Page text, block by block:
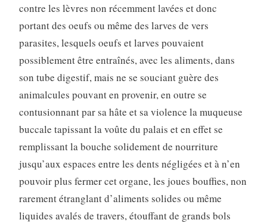
contre les lèvres non récemment lavées et donc
portant des oeufs ou même des larves de vers
parasites, lesquels oeufs et larves pouvaient
possiblement être entraînés, avec les aliments, dans
son tube digestif, mais ne se souciant guère des
animalcules pouvant en provenir, en outre se
contusionnant par sa hâte et sa violence la muqueuse
buccale tapissant la voûte du palais et en effet se
remplissant la bouche solidement de nourriture
jusqu’aux espaces entre les dents négligées et à n’en
pouvoir plus fermer cet organe, les joues bouffies, non
rarement étranglant d’aliments solides ou même
liquides avalés de travers, étouffant de grands bols